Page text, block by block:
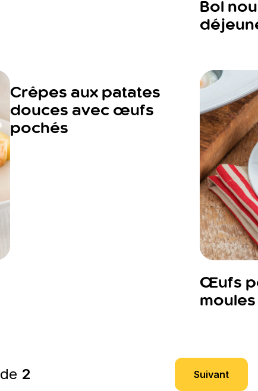
Bol
Crêpes aux patates
douces avec œufs
pochés
Œufs
de 2 Suivant